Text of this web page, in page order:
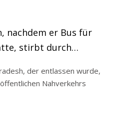
nachdem er Bus für
stirbt durch
der entlassen wurde,
Nahverkehrs